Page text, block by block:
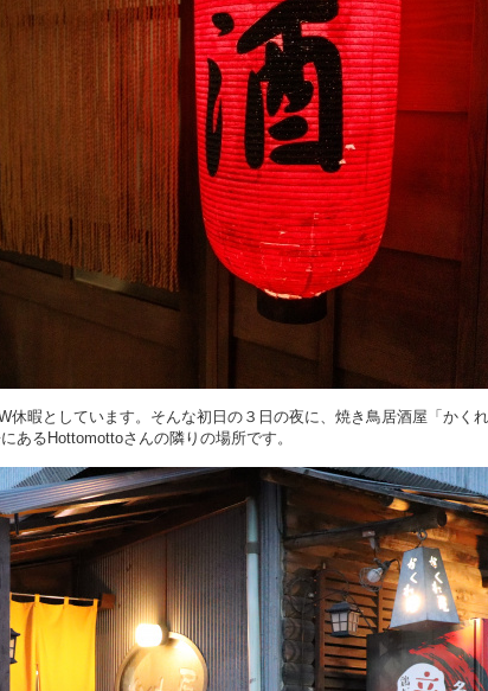
休暇としています。そんな初日の３日の夜に、焼き鳥居酒屋「かく
あるHottomottoさんの隣りの場所です。